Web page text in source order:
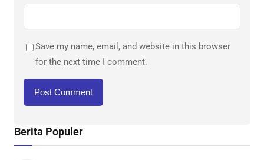
Save my name, email, and website in this browser
for the next time I comment.
Berita Populer